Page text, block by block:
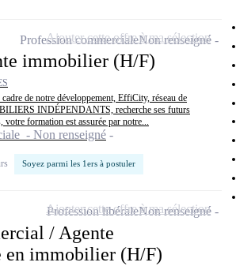
immobilier (H/F)
de notre développement, EffiCity, réseau de
INDÉPENDANTS, recherche ses futurs
votre formation est assurée par notre...
- Non renseigné
Soyez parmi les 1ers à postuler
Profession commercialeNon renseigné
Ajouter cette offre à ma sélection
/ Agente
en immobilier (H/F)
Profession libéraleNon renseigné
Ajouter cette offre à ma sélection